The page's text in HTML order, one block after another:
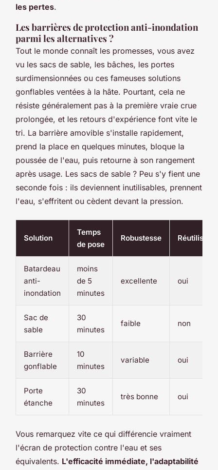
les pertes.
Les barrières de protection anti-inondation
parmi les alternatives ?
Tout le monde connaît les promesses, vous avez
vu les sacs de sable, les bâches, les portes
surdimensionnées ou ces fameuses solutions
gonflables ventées à la hâte. Pourtant, cela ne
résiste généralement pas à la première vraie crue
prolongée, et les retours d'expérience font vite le
tri. La barrière amovible s'installe rapidement,
prend la place en quelques minutes, bloque la
poussée de l'eau, puis retourne à son rangement
après usage. Les sacs de sable ? Peu s'y fient une
seconde fois : ils deviennent inutilisables, prennent
l'eau, s'effritent ou cèdent devant la pression.
Solution
Temps
de pose
Robustesse Réutilisable
Batardeau
anti-
inondation
moins
de 5
minutes
excellente oui
Sac de
sable
30
minutes
faible non
Barrière
gonflable
10
minutes
variable oui
Porte
étanche
30
minutes
très bonne oui
Vous remarquez vite ce qui différencie vraiment
l'écran de protection contre l'eau et ses
équivalents. L'efficacité immédiate, l'adaptabilité